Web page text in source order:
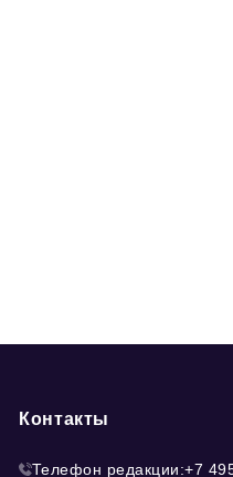
Контакты
Телефон редакции:+7